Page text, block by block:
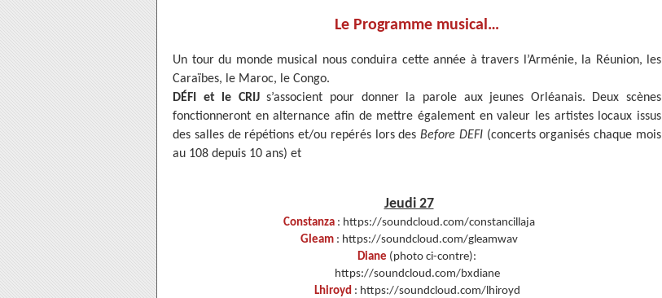
Le Programme musical…
Un tour du monde musical nous conduira cette année à travers l’Arménie, la Réunion, les
Caraïbes, le Maroc, le Congo.
DÉFI et le CRIJs’associent pour donner la parole aux jeunes Orléanais. Deux scènes
fonctionneront en alternance afin de mettre également en valeur les artistes locaux issus
des salles de répétions et/ou repérés lors desBefore DEFI (concerts organisés chaque mois
au 108 depuis 10 ans) et
Jeudi 27
Constanza: https://soundcloud.com/constancillaja
Gleam : https://soundcloud.com/gleamwav
Diane (photo ci-contre):
https://soundcloud.com/bxdiane
Lhiroyd: https://soundcloud.com/lhiroyd